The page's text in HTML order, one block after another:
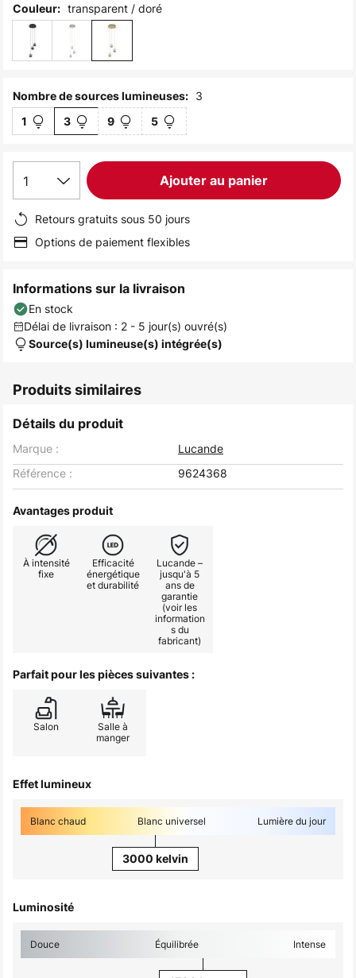
Couleur: transparent / doré
Nombre de sources lumineuses: 3
1 3 9 5
1 Ajouter au panier
Retours gratuits sous 50 jours
Options de paiement flexibles
Informations sur la livraison
En stock
Délai de livraison : 2 - 5 jour(s) ouvré(s)
Source(s) lumineuse(s) intégrée(s)
Produits similaires
Détails du produit
Marque :
Lucande
Référence :
9624368
Avantages produit
À intensité
fixe
Efficacité
énergétique
et durabilité
Lucande –
jusqu'à 5
ans de
garantie
(voir les
information
s du
fabricant)
Parfait pour les pièces suivantes :
Salon
Salle à
manger
Effet lumineux
Blanc chaud Blanc universel Lumière du jour
3000 kelvin
Luminosité
Douce Équilibrée Intense